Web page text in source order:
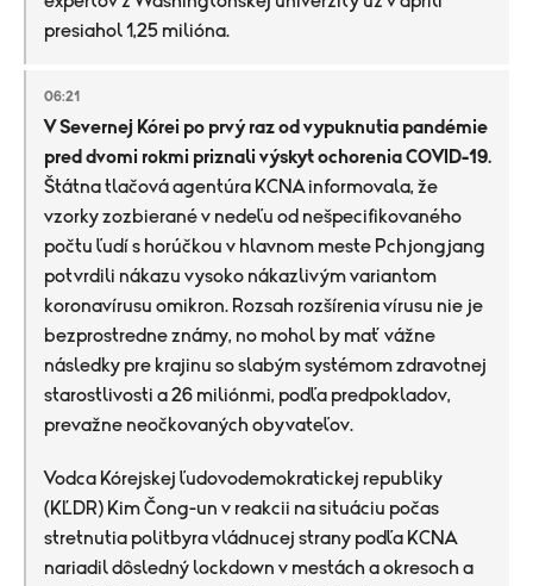
presiahol 1,25 milióna.
06:21
V Severnej Kórei po prvý raz od vypuknutia pandémie
pred dvomi rokmi priznali výskyt ochorenia COVID-19.
Štátna tlačová agentúra KCNA informovala, že
vzorky zozbierané v nedeľu od nešpecifikovaného
počtu ľudí s horúčkou v hlavnom meste Pchjongjang
potvrdili nákazu vysoko nákazlivým variantom
koronavírusu omikron. Rozsah rozšírenia vírusu nie je
bezprostredne známy, no mohol by mať vážne
následky pre krajinu so slabým systémom zdravotnej
starostlivosti a 26 miliónmi, podľa predpokladov,
prevažne neočkovaných obyvateľov.
Vodca Kórejskej ľudovodemokratickej republiky
(KĽDR) Kim Čong-un v reakcii na situáciu počas
stretnutia politbyra vládnucej strany podľa KCNA
nariadil dôsledný lockdown v mestách a okresoch a